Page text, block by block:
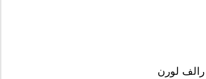
رالف لورن